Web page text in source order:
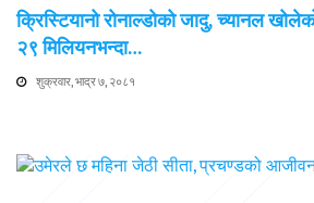
क्रिस्टियानो रोनाल्डोको जादु, च्यानल
२९ मिलियनभन्दा…
शुक्रवार, भाद्र ७, २०८१